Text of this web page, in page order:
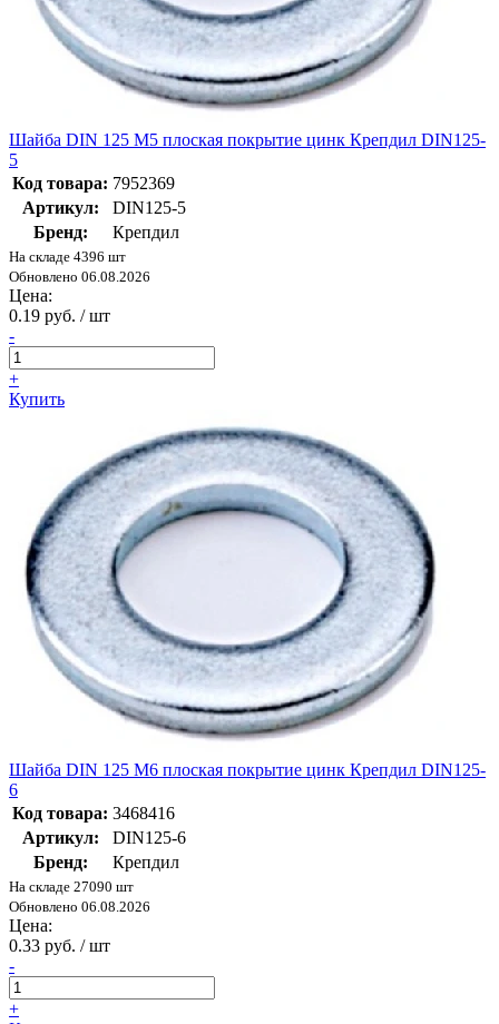
Шайба DIN 125 М5 плоская покрытие цинк Крепдил DIN125-
5
Код товара: 7952369
Артикул:
DIN125-5
Бренд:
Крепдил
На складе 4396 шт
Обновлено 06.08.2026
Цена:
0.19 руб. / шт
-
+
Купить
Шайба DIN 125 М6 плоская покрытие цинк Крепдил DIN125-
6
Код товара: 3468416
Артикул:
DIN125-6
Бренд:
Крепдил
На складе 27090 шт
Обновлено 06.08.2026
Цена:
0.33 руб. / шт
-
+